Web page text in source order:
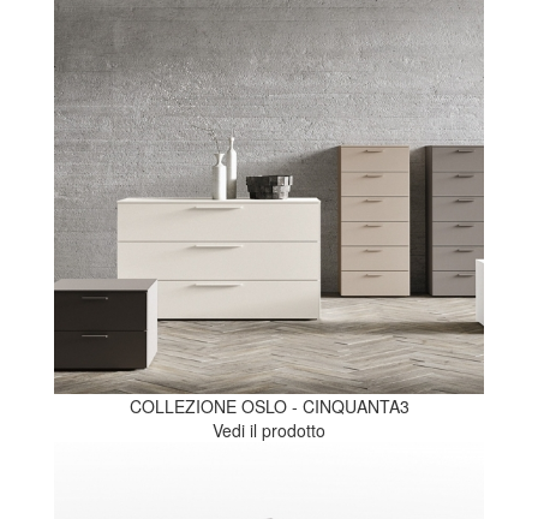
COLLEZIONE OSLO - CINQUANTA3
Vedi il prodotto